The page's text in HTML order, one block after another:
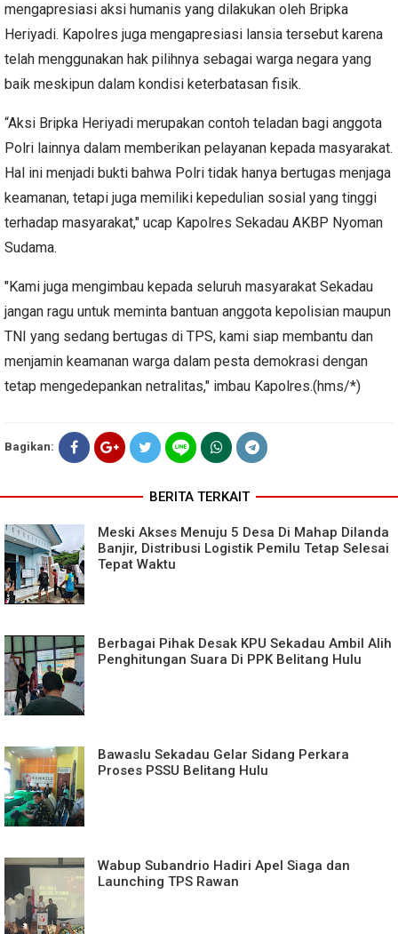
mengapresiasi aksi humanis yang dilakukan oleh Bripka
Heriyadi. Kapolres juga mengapresiasi lansia tersebut karena
telah menggunakan hak pilihnya sebagai warga negara yang
baik meskipun dalam kondisi keterbatasan fisik.
“Aksi Bripka Heriyadi merupakan contoh teladan bagi anggota
Polri lainnya dalam memberikan pelayanan kepada masyarakat.
Hal ini menjadi bukti bahwa Polri tidak hanya bertugas menjaga
keamanan, tetapi juga memiliki kepedulian sosial yang tinggi
terhadap masyarakat," ucap Kapolres Sekadau AKBP Nyoman
Sudama.
"Kami juga mengimbau kepada seluruh masyarakat Sekadau
jangan ragu untuk meminta bantuan anggota kepolisian maupun
TNI yang sedang bertugas di TPS, kami siap membantu dan
menjamin keamanan warga dalam pesta demokrasi dengan
tetap mengedepankan netralitas," imbau Kapolres.(hms/*)
Bagikan:
BERITA TERKAIT
Meski Akses Menuju 5 Desa Di Mahap Dilanda
Banjir, Distribusi Logistik Pemilu Tetap Selesai
Tepat Waktu
Berbagai Pihak Desak KPU Sekadau Ambil Alih
Penghitungan Suara Di PPK Belitang Hulu
Bawaslu Sekadau Gelar Sidang Perkara
Proses PSSU Belitang Hulu
Wabup Subandrio Hadiri Apel Siaga dan
Launching TPS Rawan